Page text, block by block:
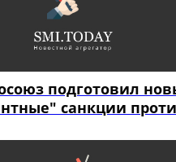
подготовил
санкции